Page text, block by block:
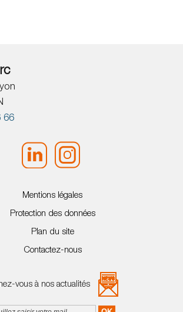
66
Mentions légales
Protection des données
Plan du site
Contactez-nous
vous à nos actualités